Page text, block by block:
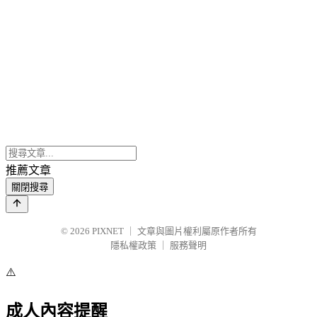
推薦文章
關閉搜尋
© 2026 PIXNET
文章與圖片權利屬原作者所有
隱私權政策
服務聲明
⚠️
成人內容提醒